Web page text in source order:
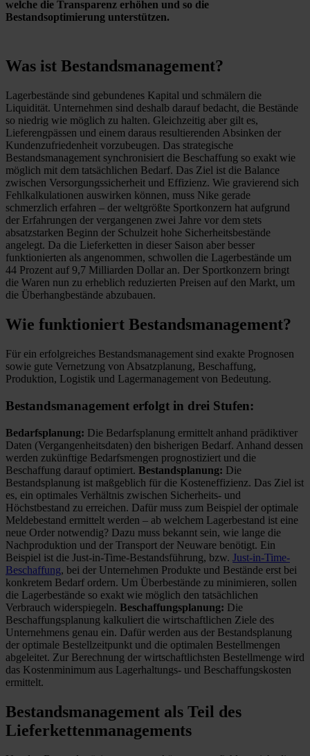
welche die Transparenz erhöhen und so die
Bestandsoptimierung unterstützen.
Was ist Bestandsmanagement?
Lagerbestände sind gebundenes Kapital und schmälern die
Liquidität. Unternehmen sind deshalb darauf bedacht, die Bestände
so niedrig wie möglich zu halten. Gleichzeitig aber gilt es,
Lieferengpässen und einem daraus resultierenden Absinken der
Kundenzufriedenheit vorzubeugen. Das strategische
Bestandsmanagement synchronisiert die Beschaffung so exakt wie
möglich mit dem tatsächlichen Bedarf. Das Ziel ist die Balance
zwischen Versorgungssicherheit und Effizienz. Wie gravierend sich
Fehlkalkulationen auswirken können, muss Nike gerade
schmerzlich erfahren – der weltgrößte Sportkonzern hat aufgrund
der Erfahrungen der vergangenen zwei Jahre vor dem stets
absatzstarken Beginn der Schulzeit hohe Sicherheitsbestände
angelegt. Da die Lieferketten in dieser Saison aber besser
funktionierten als angenommen, schwollen die Lagerbestände um
44 Prozent auf 9,7 Milliarden Dollar an. Der Sportkonzern bringt
die Waren nun zu erheblich reduzierten Preisen auf den Markt, um
die Überhangbestände abzubauen.
Wie funktioniert Bestandsmanagement?
Für ein erfolgreiches Bestandsmanagement sind exakte Prognosen
sowie gute Vernetzung von Absatzplanung, Beschaffung,
Produktion, Logistik und Lagermanagement von Bedeutung.
Bestandsmanagement erfolgt in drei Stufen:
Bedarfsplanung: Die Bedarfsplanung ermittelt anhand prädiktiver
Daten (Vergangenheitsdaten) den bisherigen Bedarf. Anhand dessen
werden zukünftige Bedarfsmengen prognostiziert und die
Beschaffung darauf optimiert. Bestandsplanung: Die
Bestandsplanung ist maßgeblich für die Kosteneffizienz. Das Ziel ist
es, ein optimales Verhältnis zwischen Sicherheits- und
Höchstbestand zu erreichen. Dafür muss zum Beispiel der optimale
Meldebestand ermittelt werden – ab welchem Lagerbestand ist eine
neue Order notwendig? Dazu muss bekannt sein, wie lange die
Nachproduktion und der Transport der Neuware benötigt. Ein
Beispiel ist die Just-in-Time-Bestandsführung, bzw. Just-in-Time-
Beschaffung, bei der Unternehmen Produkte und Bestände erst bei
konkretem Bedarf ordern. Um Überbestände zu minimieren, sollen
die Lagerbestände so exakt wie möglich den tatsächlichen
Verbrauch widerspiegeln. Beschaffungsplanung: Die
Beschaffungsplanung kalkuliert die wirtschaftlichen Ziele des
Unternehmens genau ein. Dafür werden aus der Bestandsplanung
der optimale Bestellzeitpunkt und die optimalen Bestellmengen
abgeleitet. Zur Berechnung der wirtschaftlichsten Bestellmenge wird
das Kostenminimum aus Lagerhaltungs- und Beschaffungskosten
ermittelt.
Bestandsmanagement als Teil des
Lieferkettenmanagements